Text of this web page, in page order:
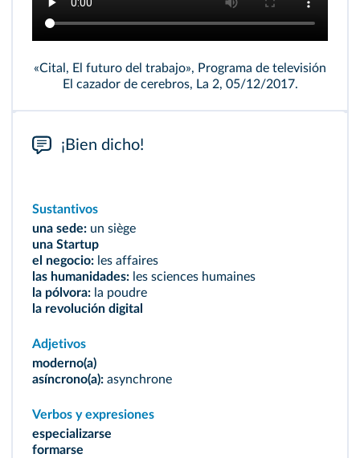
«Cital, El futuro del trabajo», Programa de televisión
El cazador de cerebros, La 2, 05/12/2017.
¡Bien dicho!
Sustantivos
una sede: un siège
una Startup
el negocio: les affaires
las humanidades: les sciences humaines
la pólvora: la poudre
la revolución digital
Adjetivos
moderno(a)
asíncrono(a): asynchrone
Verbos y expresiones
especializarse
formarse